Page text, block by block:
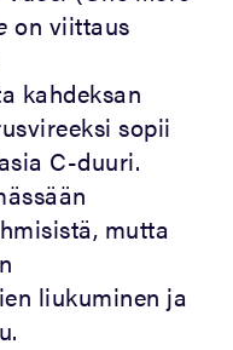
on viittaus
kahdeksan
sopii
C-duuri.
mutta
liukuminen ja